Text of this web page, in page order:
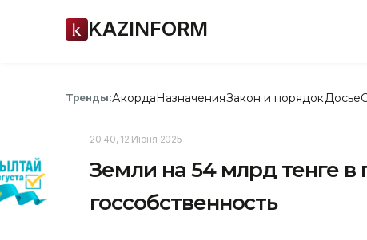
KAZINFORM
Тренды:АкордаНазначенияЗакон и порядок Досье
20:40, 12 Июня 2025
Земли на 54 млрд тенге в
госсобственность